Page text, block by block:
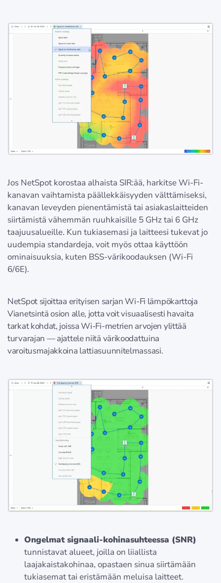
Jos NetSpot korostaa alhaista SIR:ää, harkitse Wi-Fi-
kanavan vaihtamista päällekkäisyyden välttämiseksi,
kanavan leveyden pienentämistä tai asiakaslaitteiden
siirtämistä vähemmän ruuhkaisille 5 GHz tai 6 GHz
taajuusalueille. Kun tukiasemasi ja laitteesi tukevat jo
uudempia standardeja, voit myös ottaa käyttöön
ominaisuuksia, kuten BSS-värikoodauksen (Wi-Fi
6/6E).
NetSpot sijoittaa erityisen sarjan Wi-Fi lämpökarttoja
Vianetsintä osion alle, jotta voit visuaalisesti havaita
tarkat kohdat, joissa Wi-Fi-metrien arvojen ylittää
turvarajan — ajattele niitä värikoodattuina
varoitusmajakkoina lattiasuunnitelmassasi.
Ongelmat signaali-kohinasuhteessa (SNR)
tunnistavat alueet, joilla on liiallista
laajakaistakohinaa, opastaen sinua siirtämään
tukiasemat tai eristämään meluisa laitteet.